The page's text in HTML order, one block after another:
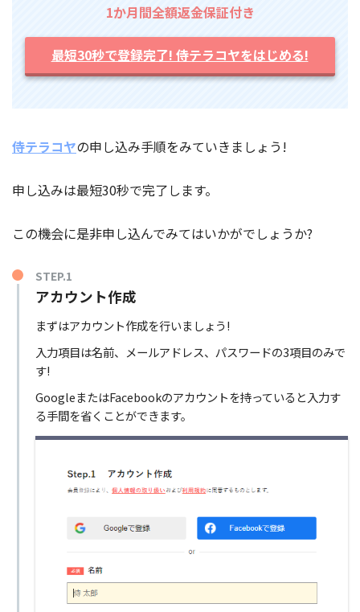
1か月間全額返金保証付き
最短30秒で登録完了! 侍テラコヤをはじめる!
侍テラコヤの申し込み手順をみていきましょう!
申し込みは最短30秒で完了します。
この機会に是非申し込んでみてはいかがでしょうか?
STEP.1
アカウント作成
まずはアカウント作成を行いましょう!
入力項目は名前、メールアドレス、パスワードの3項目のみで
す!
GoogleまたはFacebookのアカウントを持っていると入力す
る手間を省くことができます。